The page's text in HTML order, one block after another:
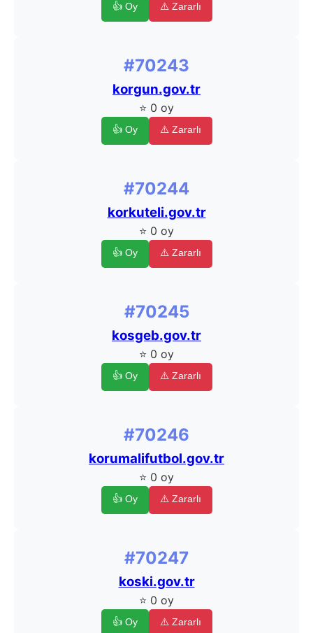
👍 Oy ⚠️ Zararlı
#70243
korgun.gov.tr
⭐ 0 oy
👍 Oy ⚠️ Zararlı
#70244
korkuteli.gov.tr
⭐ 0 oy
👍 Oy ⚠️ Zararlı
#70245
kosgeb.gov.tr
⭐ 0 oy
👍 Oy ⚠️ Zararlı
#70246
korumalifutbol.gov.tr
⭐ 0 oy
👍 Oy ⚠️ Zararlı
#70247
koski.gov.tr
⭐ 0 oy
👍 Oy ⚠️ Zararlı